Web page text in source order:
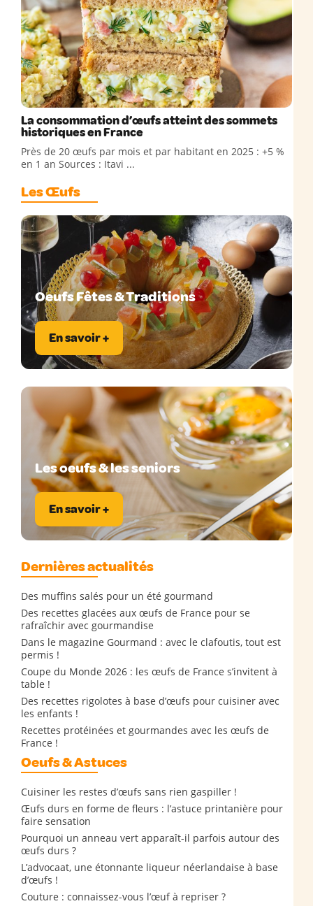
La consommation d’œufs atteint des sommets
historiques en France
Près de 20 œufs par mois et par habitant en 2025 : +5 %
en 1 an Sources : Itavi ...
Les Œufs
Oeufs Fêtes & Traditions
En savoir +
Les oeufs & les seniors
En savoir +
Dernières actualités
Des muffins salés pour un été gourmand
Des recettes glacées aux œufs de France pour se
rafraîchir avec gourmandise
Dans le magazine Gourmand : avec le clafoutis, tout est
permis !
Coupe du Monde 2026 : les œufs de France s’invitent à
table !
Des recettes rigolotes à base d’œufs pour cuisiner avec
les enfants !
Recettes protéinées et gourmandes avec les œufs de
France !
Oeufs & Astuces
Cuisiner les restes d’œufs sans rien gaspiller !
Œufs durs en forme de fleurs : l’astuce printanière pour
faire sensation
Pourquoi un anneau vert apparaît-il parfois autour des
œufs durs ?
L’advocaat, une étonnante liqueur néerlandaise à base
d’œufs !
Couture : connaissez-vous l’œuf à repriser ?